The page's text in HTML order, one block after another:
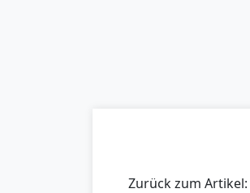
Zurück zum Artikel: